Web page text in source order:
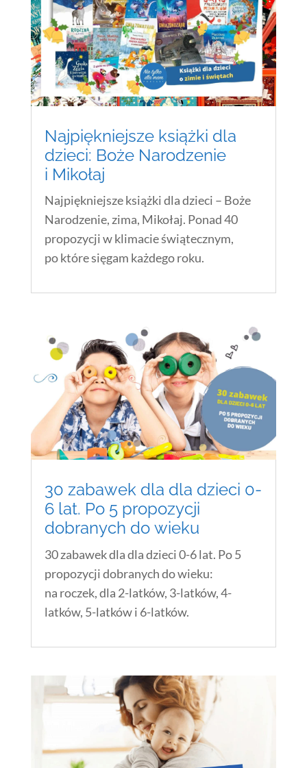
Najpiękniejsze książki dla
dzieci: Boże Narodzenie
i Mikołaj
Najpiękniejsze książki dla dzieci – Boże
Narodzenie, zima, Mikołaj. Ponad 40
propozycji w klimacie świątecznym,
po które sięgam każdego roku.
30 zabawek dla dla dzieci 0-
6 lat. Po 5 propozycji
dobranych do wieku
30 zabawek dla dla dzieci 0-6 lat. Po 5
propozycji dobranych do wieku:
na roczek, dla 2-latków, 3-latków, 4-
latków, 5-latków i 6-latków.